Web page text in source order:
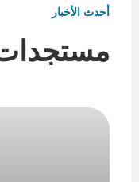
أحدث الأخبار
مستجدات